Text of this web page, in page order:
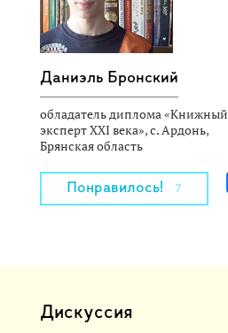
Даниэль Бронский
обладатель диплома «Книжный
эксперт XXI века», с. Ардонь,
Брянская область
Понравилось! 7
Дискуссия